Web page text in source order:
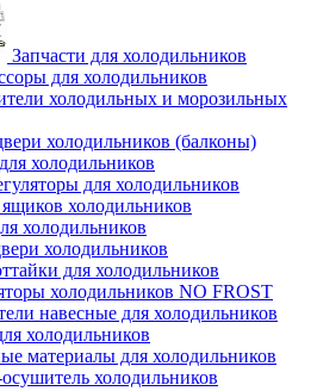
Запчасти для холодильников
для холодильников
холодильных и морозильных
холодильников (балконы)
холодильников
для холодильников
холодильников
холодильников
холодильников
для холодильников
холодильников NO FROST
навесные для холодильников
холодильников
материалы для холодильников
холодильников